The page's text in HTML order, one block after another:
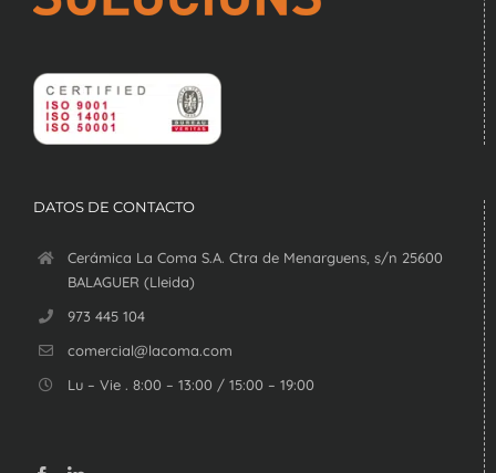
DATOS DE CONTACTO
Cerámica La Coma S.A. Ctra de Menarguens, s/n 25600
BALAGUER (Lleida)
973 445 104
comercial@lacoma.com
Lu – Vie . 8:00 – 13:00 / 15:00 – 19:00